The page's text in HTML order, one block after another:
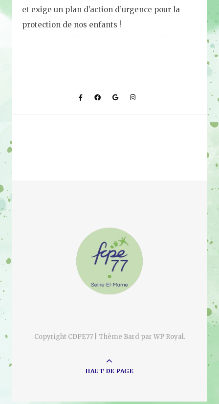
et exige un plan d’action d’urgence pour la
protection de nos enfants !
Copyright CDPE77 | Thème Bard par WP Royal.
HAUT DE PAGE